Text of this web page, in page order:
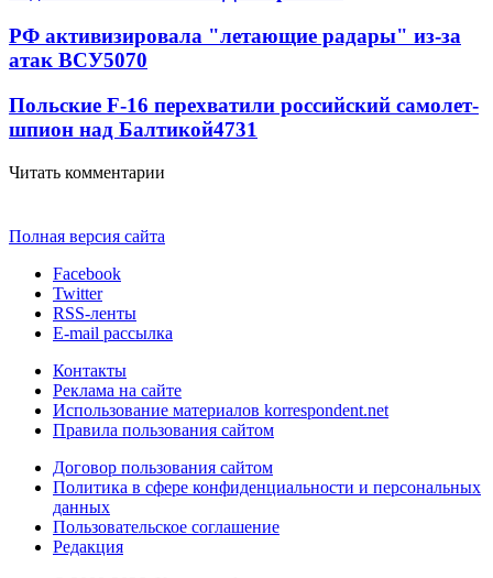
РФ активизировала "летающие радары" из-за
атак ВСУ5070
Польские F-16 перехватили российский самолет-
шпион над Балтикой4731
Читать комментарии
Полная версия сайта
Facebook
Twitter
RSS-ленты
E-mail рассылка
Контакты
Реклама на сайте
Использование материалов korrespondent.net
Правила пользования сайтом
Договор пользования сайтом
Политика в сфере конфиденциальности и персональных
данных
Пользовательское соглашение
Редакция